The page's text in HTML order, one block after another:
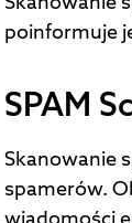
poinformuje
SPAM
Skanowanie
spamerów.